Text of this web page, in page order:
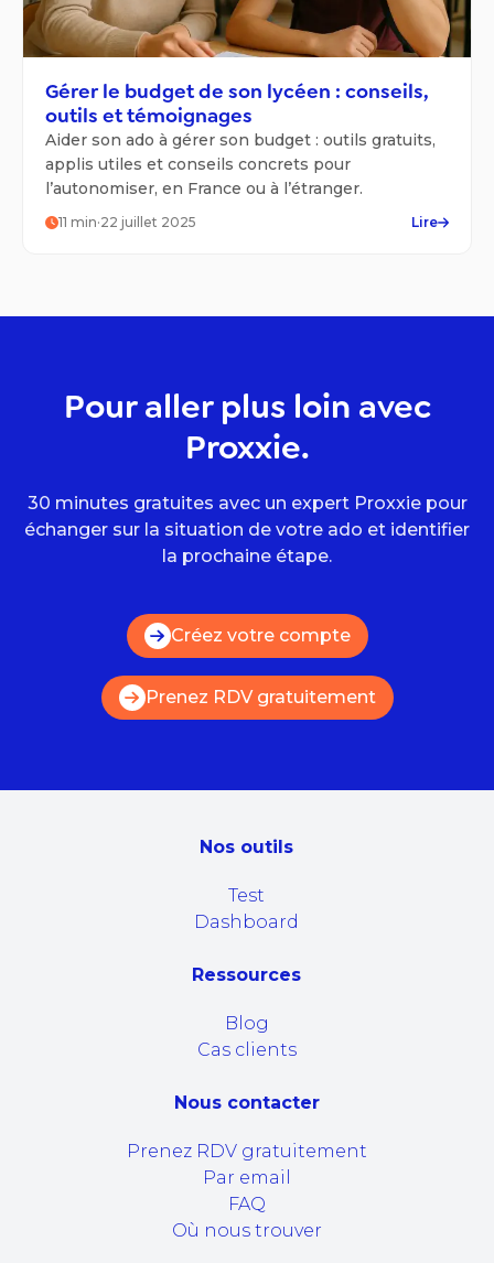
Gérer le budget de son lycéen : conseils,
outils et témoignages
Aider son ado à gérer son budget : outils gratuits,
applis utiles et conseils concrets pour
l’autonomiser, en France ou à l’étranger.
11 min·22 juillet 2025 Lire
Pour aller plus loin avec
Proxxie.
30 minutes gratuites avec un expert Proxxie pour
échanger sur la situation de votre ado et identifier
la prochaine étape.
Créez votre compte
Prenez RDV gratuitement
Nos outils
Test
Dashboard
Ressources
Blog
Cas clients
Nous contacter
Prenez RDV gratuitement
Par email
FAQ
Où nous trouver